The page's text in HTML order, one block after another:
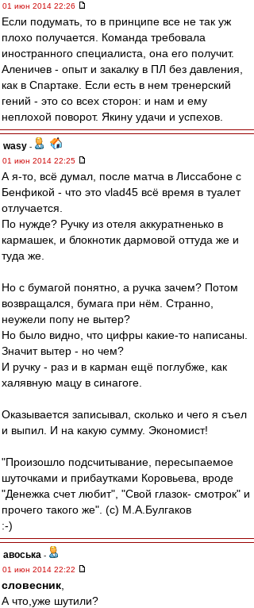
01 июн 2014 22:26
Если подумать, то в принципе все не так уж
плохо получается. Команда требовала
иностранного специалиста, она его получит.
Аленичев - опыт и закалку в ПЛ без давления,
как в Спартаке. Если есть в нем тренерский
гений - это со всех сторон: и нам и ему
неплохой поворот. Якину удачи и успехов.
wasy -
01 июн 2014 22:25
А я-то, всё думал, после матча в Лиссабоне с
Бенфикой - что это vlad45 всё время в туалет
отлучается.
По нужде? Ручку из отеля аккуратненько в
кармашек, и блокнотик дармовой оттуда же и
туда же.
Но с бумагой понятно, а ручка зачем? Потом
возвращался, бумага при нём. Странно,
неужели попу не вытер?
Но было видно, что цифры какие-то написаны.
Значит вытер - но чем?
И ручку - раз и в карман ещё поглубже, как
халявную мацу в синагоге.
Оказывается записывал, сколько и чего я съел
и выпил. И на какую сумму. Экономист!
"Произошло подсчитывание, пересыпаемое
шуточками и прибаутками Коровьева, вроде
"Денежка счет любит", "Свой глазок- смотрок" и
прочего такого же". (с) М.А.Булгаков
:-)
авоська -
01 июн 2014 22:22
словесник
А что,уже шутили?